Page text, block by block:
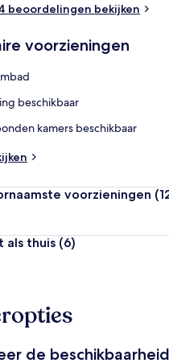
beoordelingen bekijken
voorzieningen
beschikbaar
kamers beschikbaar
voorzieningen
als thuis (6)
de